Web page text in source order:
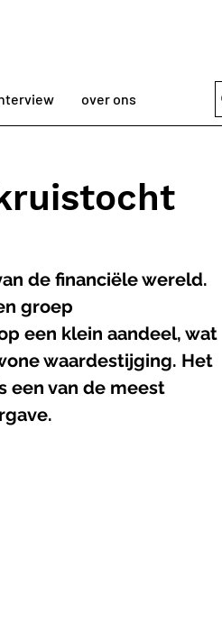
over ons
de financiële wereld.
groep
een klein aandeel, wat
waardestijging. Het
een van de meest